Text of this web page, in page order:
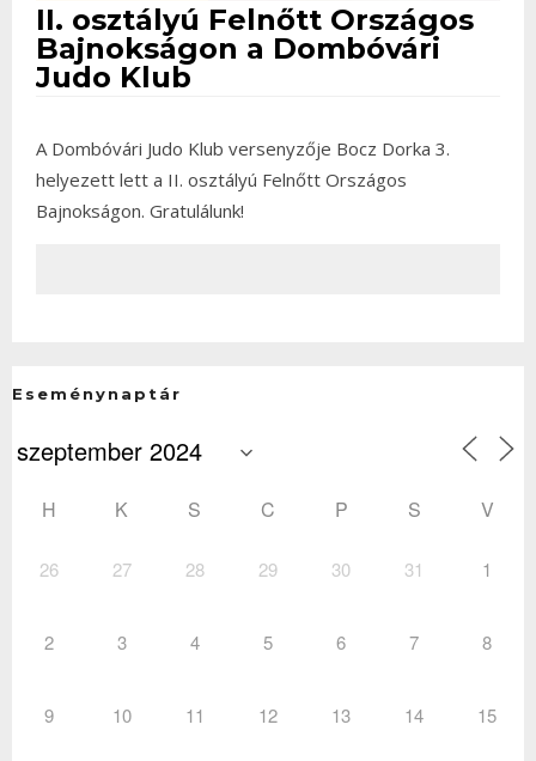
II. osztályú Felnőtt Országos
Bajnokságon a Dombóvári
Judo Klub
A Dombóvári Judo Klub versenyzője Bocz Dorka 3.
helyezett lett a II. osztályú Felnőtt Országos
Bajnokságon. Gratulálunk!
Eseménynaptár
H K S C P S V
26 27 28 29 30 31 1
2 3 4 5 6 7 8
9 10 11 12 13 14 15